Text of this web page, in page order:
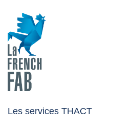
Les services THACT